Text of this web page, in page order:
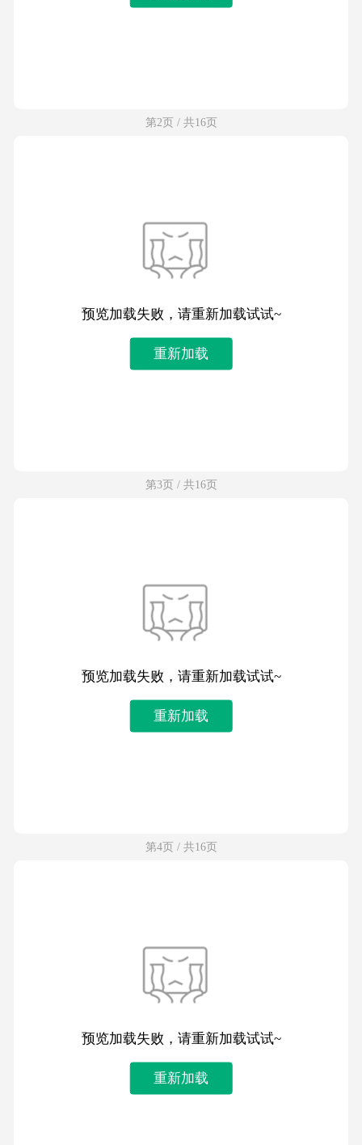
第2页 / 共16页
预览加载失败，请重新加载试试~
重新加载
第3页 / 共16页
预览加载失败，请重新加载试试~
重新加载
第4页 / 共16页
预览加载失败，请重新加载试试~
重新加载